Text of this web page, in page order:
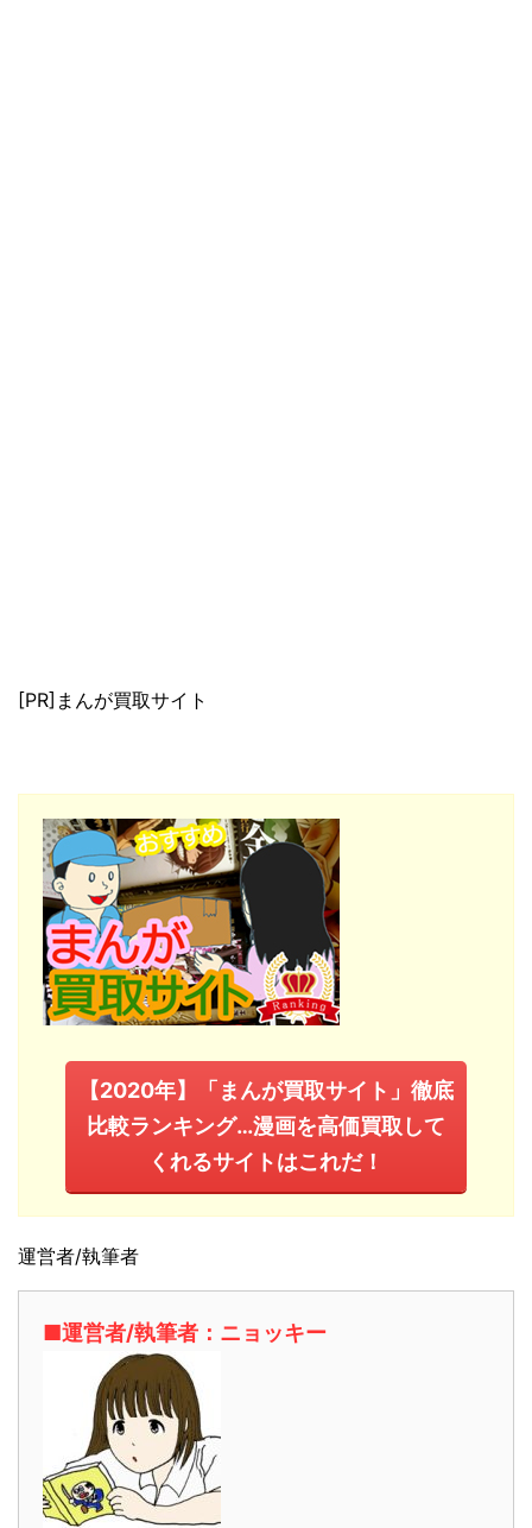
[PR]まんが買取サイト
【2020年】「まんが買取サイト」徹底
比較ランキング…漫画を高価買取して
くれるサイトはこれだ！
運営者/執筆者
■運営者/執筆者：ニョッキー